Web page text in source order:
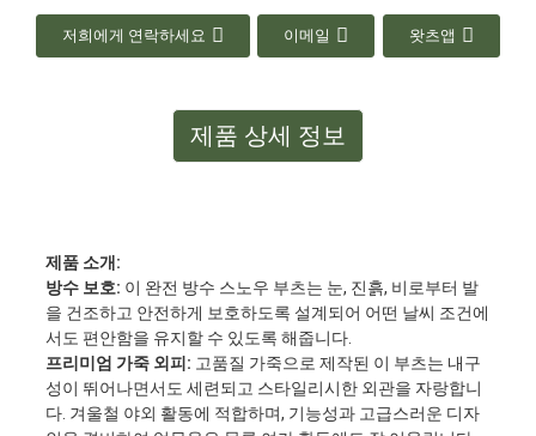
저희에게 연락하세요 이메일 왓츠앱
제품 상세 정보
제품 소개:
방수 보호: 이 완전 방수 스노우 부츠는 눈, 진흙, 비로부터 발
을 건조하고 안전하게 보호하도록 설계되어 어떤 날씨 조건에
서도 편안함을 유지할 수 있도록 해줍니다.
프리미엄 가죽 외피: 고품질 가죽으로 제작된 이 부츠는 내구
성이 뛰어나면서도 세련되고 스타일리시한 외관을 자랑합니
다. 겨울철 야외 활동에 적합하며, 기능성과 고급스러운 디자